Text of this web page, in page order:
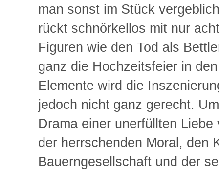
man sonst im Stück
rückt schnörkellos mit nur
Figuren wie den Tod als
ganz die Hochzeitsfeier in
Elemente wird die
jedoch nicht ganz gerecht.
Drama einer unerfüllten
der herrschenden Moral, den
Bauerngesellschaft und der